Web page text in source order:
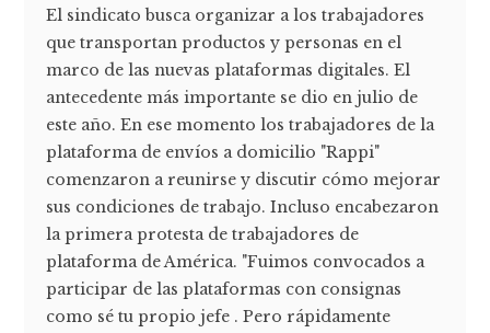
El sindicato busca organizar a los trabajadores
que transportan productos y personas en el
marco de las nuevas plataformas digitales. El
antecedente más importante se dio en julio de
este año. En ese momento los trabajadores de la
plataforma de envíos a domicilio "Rappi"
comenzaron a reunirse y discutir cómo mejorar
sus condiciones de trabajo. Incluso encabezaron
la primera protesta de trabajadores de
plataforma de América. "Fuimos convocados a
participar de las plataformas con consignas
como sé tu propio jefe . Pero rápidamente